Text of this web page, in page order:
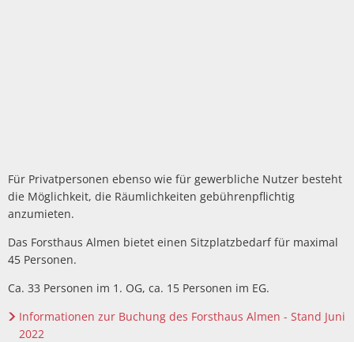
Für Privatpersonen ebenso wie für gewerbliche Nutzer besteht
die Möglichkeit, die Räumlichkeiten gebührenpflichtig
anzumieten.
Das Forsthaus Almen bietet einen Sitzplatzbedarf für maximal
45 Personen.
Ca. 33 Personen im 1. OG, ca. 15 Personen im EG.
Informationen zur Buchung des Forsthaus Almen - Stand Juni
2022